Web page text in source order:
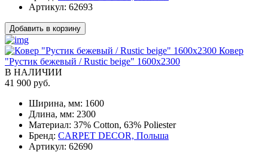
Артикул: 62693
Добавить в корзину
Ковер
"Рустик бежевый / Rustic beige" 1600x2300
В НАЛИЧИИ
41 900 руб.
Ширина, мм: 1600
Длина, мм: 2300
Материал: 37% Cotton, 63% Poliester
Бренд: CARPET DECOR, Польша
Артикул: 62690